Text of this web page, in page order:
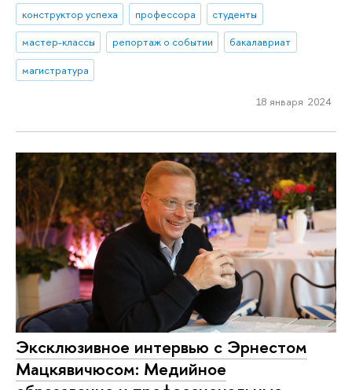
конструктор успеха
профессора
студенты
мастер-классы
репортаж о событии
бакалавриат
магистратура
18 января 2024
Эксклюзивное интервью с Эрнестом
Мацкявичюсом: Медийное